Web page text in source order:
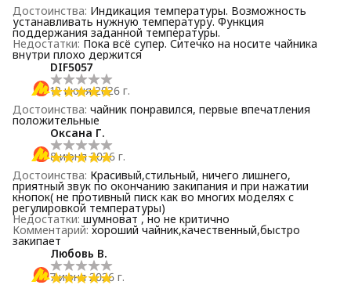
Достоинства: Индикация температуры. Возможность
устанавливать нужную температуру. Функция
поддержания заданной температуры.
Недостатки: Пока всё супер. Ситечко на носите чайника
внутри плохо держится
DIF5057
12 июня 2026 г.
Достоинства: чайник понравился, первые впечатления
положительные
Оксана Г.
8 июня 2026 г.
Достоинства: Красивый,стильный, ничего лишнего,
приятный звук по окончанию закипания и при нажатии
кнопок( не противный писк как во многих моделях с
регулировкой температуры)
Недостатки: шумноват , но не критично
Комментарий: хороший чайник,качественный,быстро
закипает
Любовь В.
7 июня 2026 г.